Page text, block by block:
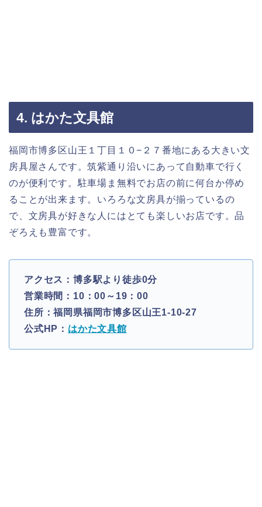
4. はかた文具館
福岡市博多区山王１丁目１０−２７番地にある大きい文
房具屋さんです。筑紫通り沿いにあって自動車で行く
のが便利です。駐車場ま無料でお店の前に何台か停め
ることが出来ます。いろろな文房具が揃っているの
で、文房具が好きな人にはとても楽しいお店です。品
ぞろえも豊富です。
アクセス：博多駅より徒歩0分
営業時間：10：00～19：00
住所：福岡県福岡市博多区山王1-10-27
公式HP： はかた文具館